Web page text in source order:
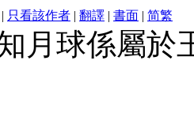
| 只看該作者 | 翻譯 | 書面 | 简繁
月球係屬於